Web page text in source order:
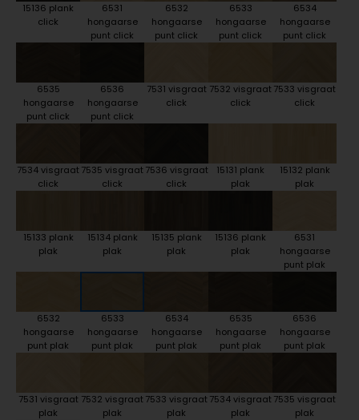
15136 plank
click
6531
hongaarse
punt click
6532
hongaarse
punt click
6533
hongaarse
punt click
6534
hongaarse
punt click
6535
hongaarse
punt click
6536
hongaarse
punt click
7531 visgraat
click
7532 visgraat
click
7533 visgraat
click
7534 visgraat
click
7535 visgraat
click
7536 visgraat
click
15131 plank
plak
15132 plank
plak
15133 plank
plak
15134 plank
plak
15135 plank
plak
15136 plank
plak
6531
hongaarse
punt plak
6532
hongaarse
punt plak
6533
hongaarse
punt plak
6534
hongaarse
punt plak
6535
hongaarse
punt plak
6536
hongaarse
punt plak
7531 visgraat
plak
7532 visgraat
plak
7533 visgraat
plak
7534 visgraat
plak
7535 visgraat
plak